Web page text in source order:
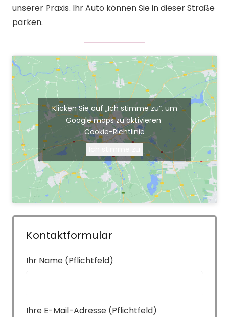
unserer Praxis. Ihr Auto können Sie in dieser Straße
parken.
Klicken Sie auf „Ich stimme zu“, um
Google maps zu aktivieren
Cookie-Richtlinie
Kontaktformular
Ihr Name (Pflichtfeld)
Ihre E-Mail-Adresse (Pflichtfeld)